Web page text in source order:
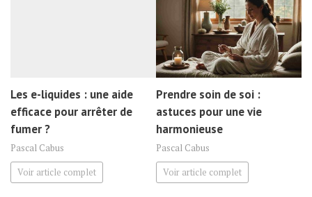
Les e-liquides : une aide
efficace pour arrêter de
fumer ?
Pascal Cabus
Voir article complet
Prendre soin de soi :
astuces pour une vie
harmonieuse
Pascal Cabus
Voir article complet